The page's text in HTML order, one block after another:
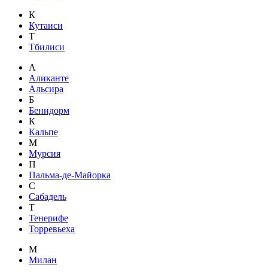
К
Кутаиси
Т
Тбилиси
А
Аликанте
Альсира
Б
Бенидорм
К
Кальпе
М
Мурсия
П
Пальма-де-Майорка
С
Сабадель
Т
Тенерифе
Торревьеха
М
Милан